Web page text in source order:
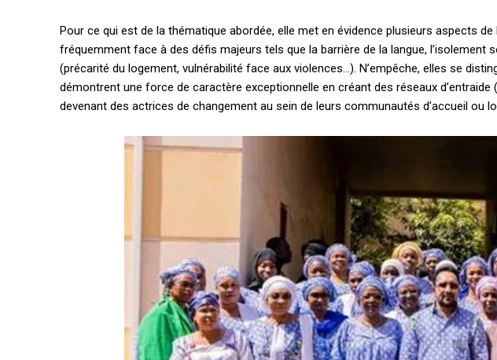
Pour ce qui est de la thématique abordée, elle met en évidence plusieurs aspects
fréquemment face à des défis majeurs tels que la barrière de la langue,
(précarité du logement, vulnérabilité face aux violences…). N’empêche, elles se
démontrent une force de caractère exceptionnelle en créant des réseaux
devenant des actrices de changement au sein de leurs communautés d’accueil ou